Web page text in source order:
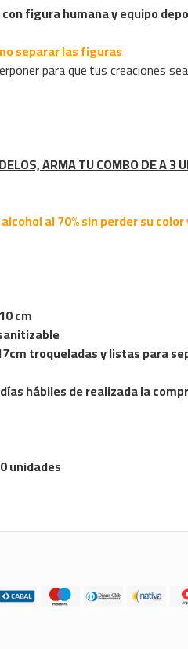
figura humana y equipo
separar las figuras
para quetus creaciones
ARMA TU COMBO DE A 3
al 70% sin perder su
10 cm
troqueladas y listas para
hábiles de realizada la
unidades